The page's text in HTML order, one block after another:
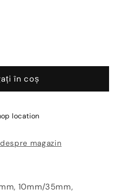
în coș
location
magazin
10mm/35mm,